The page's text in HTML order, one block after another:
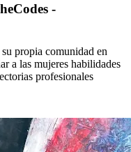
-
propia comunidad en
a las mujeres habilidades
profesionales